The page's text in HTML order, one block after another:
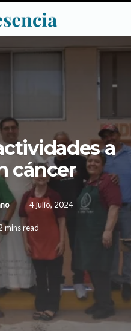
a
cáncer
4 julio, 2024
mins read